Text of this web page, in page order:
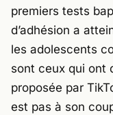
premiers tests
d’adhésion a
les adolescents
sont ceux qui ont
proposée par
est pas à son